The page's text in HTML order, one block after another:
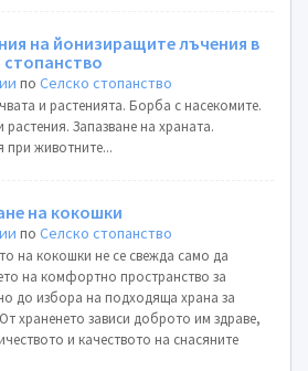
на йонизиращите лъчения в
стопанство
поСелско стопанство
и растенията. Борба с насекомите.
растения. Запазване на храната.
при животните...
на кокошки
поСелско стопанство
на кокошки не се свежда само да
на комфортно пространство за
до избора на подходяща храна за
храненето зависи доброто им здраве,
и качеството на снасяните